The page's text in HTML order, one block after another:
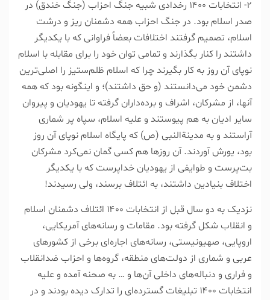
۲- انتخابات ۱۴۰۰ رخدادی شبیه جنگ احزاب (جنگ خندق) در
صدر اسلام بود. در جنگ احزاب همه دشمنان ریز و درشت
اسلام، تصمیم گرفتند اختلافات بعضاً فراوانی که با یکدیگر
داشتند را کنار بگذارند و تمامی توان خود را برای مقابله با اسلام
نوپای آن روز به کار بگیرند چرا که اسلام ظلم‌ستیز را اصلی‌ترین
دشمن خود می‌دانستند (و حق داشتند)؛ و اینگونه بود که همه
آنها، از مشرکان، اشراف و برده‌داران گرفته تا یهودیان و پیروان
سایر ادیان به هم پیوستند و علیه اسلام، سپاه پر شماری
آراستند و به مدینة‌النبی (ص) که پایگاه اسلام نوپای آن روز
بود، یورش آوردند. آن روز‌ها هم کسی گمان نمی‌کرد مشرکان
بت‌پرست و طوایفی از یهودیان خدا‌پرست که با یکدیگر
اختلاف بنیادین داشتند، به ائتلاف برسند، ولی رسیدند!
نزدیک به دو سال قبل از انتخابات ۱۴۰۰ ائتلاف دشمنان اسلام
و انقلاب شکل گرفته بود. مقامات و رسانه‌های آمریکایی،
اروپایی، صهیونیستی، رسانه‌های اجاره‌ای برخی از کشور‌های
عربی و شماری از دولت‌های منطقه، گروه‌ها و احزاب ضد‌انقلاب
و فراری و دنباله‌های داخلی آن‌ها و … به صحنه آمده و علیه
انتخابات ۱۴۰۰ تبلیغات گسترده‌ای را تدارک دیده بودند و در